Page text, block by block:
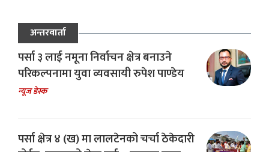
अन्तरवार्ता
पर्सा ३ लाई नमूना निर्वाचन क्षेत्र बनाउने
परिकल्पनामा युवा व्यवसायी रुपेश पाण्डेय
न्यूज डेस्क
पर्सा क्षेत्र ४ (ख) मा लालटेनको चर्चा ठेकेदारी